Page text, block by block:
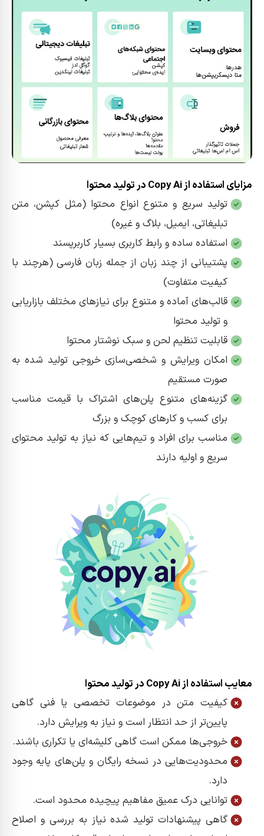
مزایای استفاده از Copy Ai در تولید محتوا
تولید سریع و متنوع انواع محتوا (مثل کپشن، متن
تبلیغاتی، ایمیل، بلاگ و غیره)
استفاده ساده و رابط کاربری بسیار کاربرپسند
پشتیبانی از چند زبان از جمله زبان فارسی (هرچند با
کیفیت متفاوت)
قالب‌های آماده و متنوع برای نیازهای مختلف بازاریابی
و تولید محتوا
قابلیت تنظیم لحن و سبک نوشتار محتوا
امکان ویرایش و شخصی‌سازی خروجی تولید شده به
صورت مستقیم
گزینه‌های متنوع پلن‌های اشتراک با قیمت مناسب
برای کسب‌ و کارهای کوچک و بزرگ
مناسب برای افراد و تیم‌هایی که نیاز به تولید محتوای
سریع و اولیه دارند
معایب استفاده از Copy Ai در تولید محتوا
کیفیت متن در موضوعات تخصصی یا فنی گاهی
پایین‌تر از حد انتظار است و نیاز به ویرایش دارد.
خروجی‌ها ممکن است گاهی کلیشه‌ای یا تکراری باشند.
محدودیت‌هایی در نسخه رایگان و پلن‌های پایه وجود
دارد.
توانایی درک عمیق مفاهیم پیچیده محدود است.
گاهی پیشنهادات تولید شده نیاز به بررسی و اصلاح